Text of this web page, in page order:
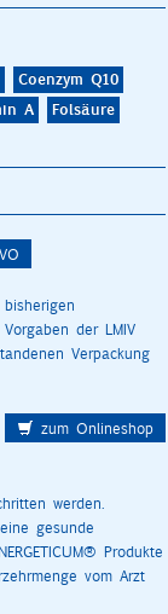
Coenzym Q10
A
Folsäure
Pflanzennährstoffe
der LMIV
Verpackung
zum Onlineshop
werden.
gesunde
Produkte
vom Arzt